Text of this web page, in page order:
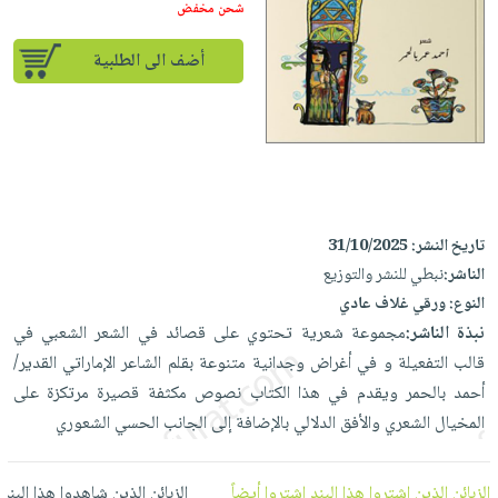
كتب
أكاديمية
صندوق
القراءة
iKitab
حدود
أسئلة
iKitab
على
Android
تحميل
iKitab
على
Apple
يتكرر
طرحها
تحميل
masmu3
تحميل
masmu3
على
Apple
المواضيع
الأكثر
مبيعاً
إختياراتنا
القراءة
جوائز
الصحة
والعناية
الشخصية
أجهزة
العناية
الشخصية
العناية
وتصفيف
الشعر
المطبخ
والسفرة
جديد
الكل
أواني
الطهي
أدوات
متجر
الهدايا
شحن مخفض
أضف الى الطلبية
تاريخ النشر:31/10/2025
الناشر:نبطي للنشر والتوزيع
النوع:ورقي غلاف عادي
نبذة الناشر:مجموعة شعرية تحتوي على قصائد في الشعر الشعبي في
قالب التفعيلة و في أغراض وجدانية متنوعة بقلم الشاعر الإماراتي القدير/
أحمد بالحمر ويقدم في هذا الكتاب نصوص مكثفة قصيرة مرتكزة على
المخيال الشعري والأفق الدلالي بالإضافة إلى الجانب الحسي الشعوري